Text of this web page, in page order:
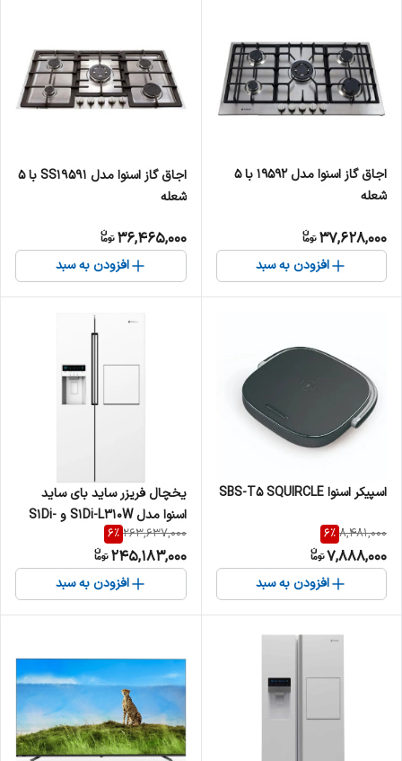
اجاق گاز اسنوا مدل ۱۹۵۹۲ با ۵
شعله
37,628,000
افزودن به سبد
اجاق گاز اسنوا مدل SS19591 با ۵
شعله
36,465,000
افزودن به سبد
اسپیکر اسنوا SBS-T5 SQUIRCLE
8,481,000
6%
7,888,000
افزودن به سبد
یخچال فریزر ساید بای ساید
اسنوا مدل S1Di-L310W و S1Di-
خانگی و یخساز اتوماتیک
263,637,000
6%
245,183,000
افزودن به سبد